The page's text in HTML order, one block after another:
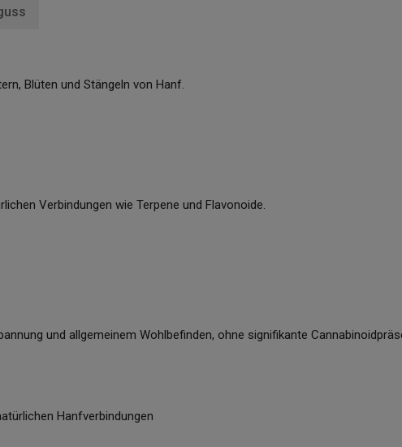
Blüten und Stängeln von Hanf.
Verbindungen wie Terpene und Flavonoide.
und allgemeinem Wohlbefinden, ohne signifikante
Hanfverbindungen